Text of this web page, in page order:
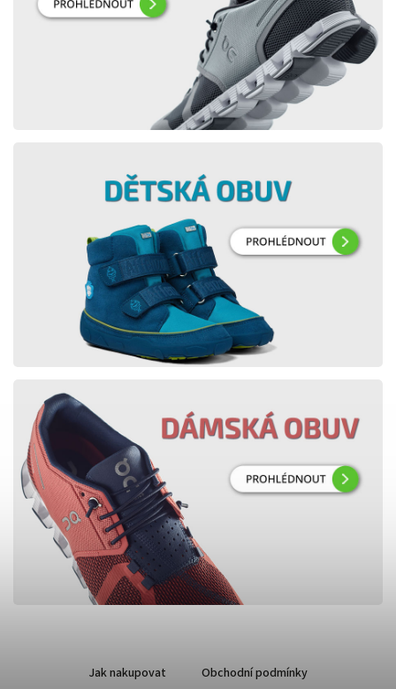
Jak nakupovat Obchodní podmínky